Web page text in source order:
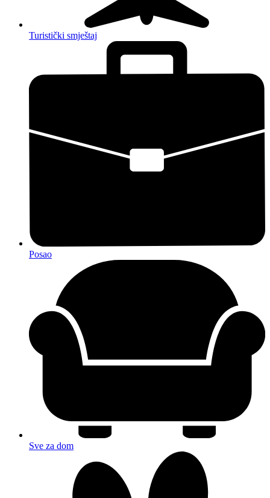
Turistički smještaj
Posao
Sve za dom